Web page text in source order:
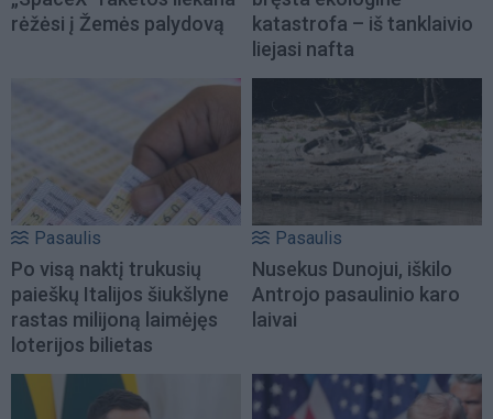
rėžėsi į Žemės palydovą
katastrofa – iš tanklaivio
liejasi nafta
Pasaulis
Po visą naktį trukusių
paieškų Italijos šiukšlyne
rastas milijoną laimėjęs
loterijos bilietas
Pasaulis
Nusekus Dunojui, iškilo
Antrojo pasaulinio karo
laivai